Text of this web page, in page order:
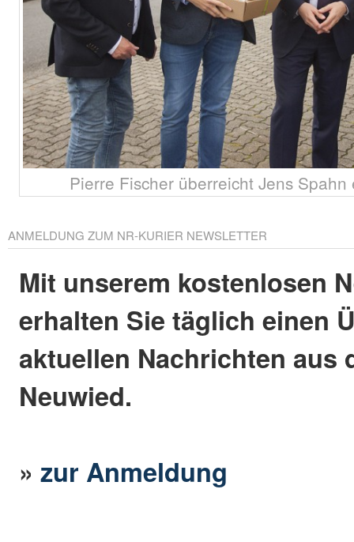
Pierre Fischer überreicht Jens
ANMELDUNG ZUM NR-KURIER NEWSLETTER
Mit unserem kostenlosen
erhalten Sie täglich einen
aktuellen Nachrichten aus
Neuwied.
»zur Anmeldung